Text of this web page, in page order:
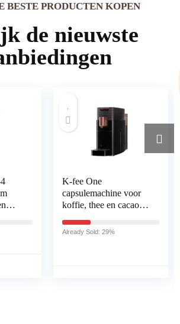
BESTE PRODUCTEN KOPEN
de nieuwste
K-fee One
capsulemachine voor
koffie, thee en cacao,
koffiezetapparaat, snel
Already Sold: 29%